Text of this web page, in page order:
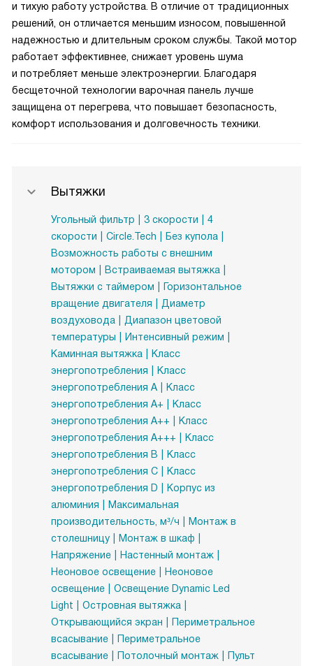
и тихую работу устройства. В отличие от традиционных
решений, он отличается меньшим износом, повышенной
надежностью и длительным сроком службы. Такой мотор
работает эффективнее, снижает уровень шума
и потребляет меньше электроэнергии. Благодаря
бесщеточной технологии варочная панель лучше
защищена от перегрева, что повышает безопасность,
комфорт использования и долговечность техники.
Вытяжки
Угольный фильтр 3 скорости
4
скорости
Circle.Tech
Без купола
Возможность работы с внешним
мотором
Встраиваемая вытяжка
Вытяжки с таймером
Горизонтальное
вращение двигателя
Диаметр
воздуховода
Диапазон цветовой
температуры
Интенсивный режим
Каминная вытяжка
Класс
энергопотребления
Класс
энергопотребления A
Класс
энергопотребления A+
Класс
энергопотребления A++
Класс
энергопотребления A+++
Класс
энергопотребления B
Класс
энергопотребления C
Класс
энергопотребления D
Корпус из
алюминия
Максимальная
производительность, м³/ч
Монтаж в
столешницу
Монтаж в шкаф
Напряжение
Настенный монтаж
Неоновое освещение
Неоновое
освещение
Освещение Dynamic Led
Light
Островная вытяжка
Открывающийся экран
Периметральное
всасывание
Периметральное
всасывание
Потолочный монтаж
Пульт